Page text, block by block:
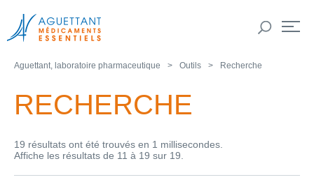
Aguettant, laboratoire pharmaceutique Outils Recherche
RECHERCHE
19 résultats ont été trouvés en 1 millisecondes.
Affiche les résultats de 11 à 19 sur 19.